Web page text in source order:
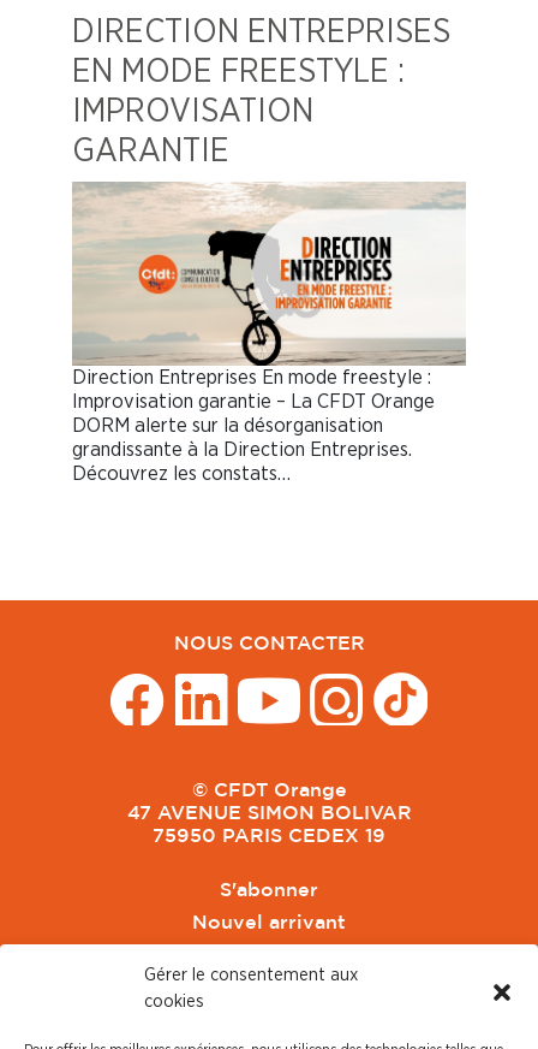
Gérer le consentement aux
cookies
DIRECTION ENTREPRISES
EN MODE FREESTYLE :
IMPROVISATION
GARANTIE
Direction Entreprises En mode freestyle :
Improvisation garantie – La CFDT Orange
DORM alerte sur la désorganisation
grandissante à la Direction Entreprises.
Découvrez les constats…
NOUS CONTACTER
© CFDT Orange
47 AVENUE SIMON BOLIVAR
75950 PARIS CEDEX 19
S'abonner
Nouvel arrivant